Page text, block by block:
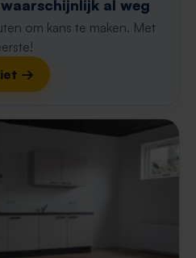
al weg
om kans te maken. Met
→